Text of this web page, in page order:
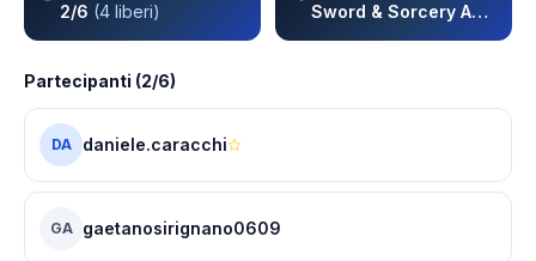
2/6 (4 liberi) Sword & Sorcery APS - Vailate
Partecipanti (2/6)
DA daniele.caracchi
GA gaetanosirignano0609